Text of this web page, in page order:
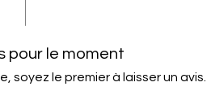
pour le moment
soyez le premier à laisser un avis.